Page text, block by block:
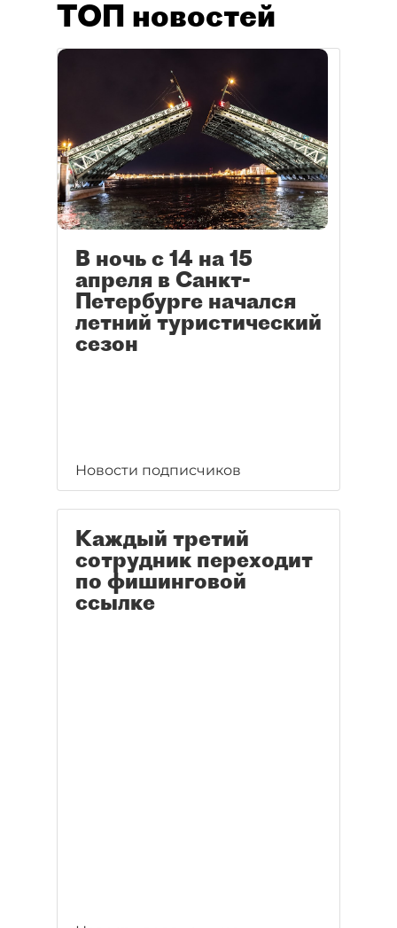
ТОП новостей
В ночь с 14 на 15
апреля в Санкт-
Петербурге начался
летний туристический
сезон
Новости подписчиков
Каждый третий
сотрудник переходит
по фишинговой
ссылке